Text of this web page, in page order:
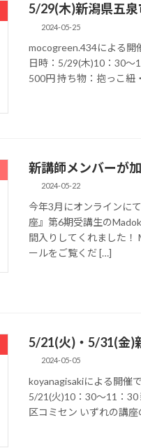
5/29(木)新潟県五泉
2024-05-25
mocogreen.434による開
日時：5/29(木)10：30～
500円 持ち物：抱っこ紐
新講師メンバーが
2024-05-22
今年3月にオンラインに
座』第6期受講生の
間入りしてくれました！
ールをご覧くだ […]
5/21(火)・5/31(金)
2024-05-05
koyanagisakiによる開催
5/21(火)10：30～11：
区コミセン いずれの講